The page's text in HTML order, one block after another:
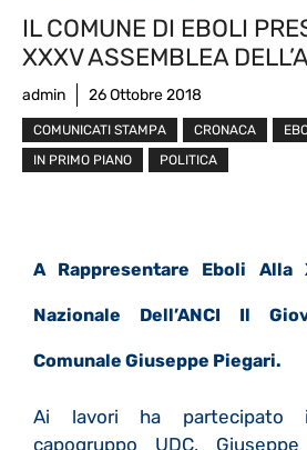
IL COMUNE DI EBOLI
XXXV ASSEMBLEA
admin 26 Ottobre 2018
COMUNICATI STAMPA CRONACA
IN PRIMO PIANO
POLITICA
A Rappresentare Eboli Alla
Nazionale Dell’ANCI Il
Comunale Giuseppe Piegari.
Ai lavori ha partecipato
capogruppo UDC,